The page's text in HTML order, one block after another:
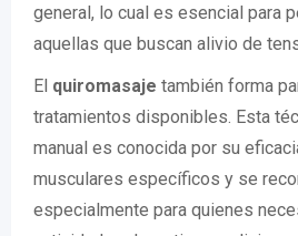
general, lo cual es esencial para
aquellas que buscan alivio de
El quiromasaje también forma
tratamientos disponibles. Esta
manual es conocida por su
musculares específicos y se
especialmente para quienes